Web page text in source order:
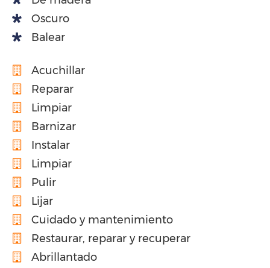
Oscuro
Balear
Acuchillar
Reparar
Limpiar
Barnizar
Instalar
Limpiar
Pulir
Lijar
Cuidado y mantenimiento
Restaurar, reparar y recuperar
Abrillantado